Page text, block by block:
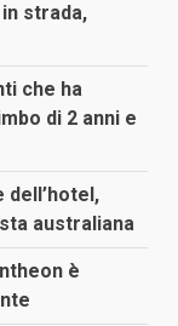
strada,
che ha
di 2 anni e
australiana
è